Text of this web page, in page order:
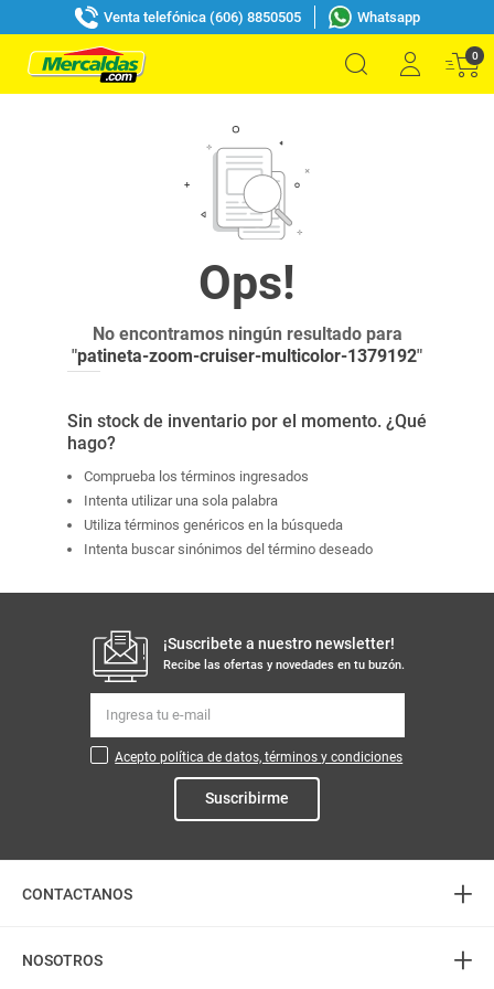
Venta telefónica (606) 8850505 Whatsapp
0
No encontramos ningún resultado para
"patineta-zoom-cruiser-multicolor-1379192"
Sin stock de inventario por el momento. ¿Qué
hago?
Comprueba los términos ingresados
Intenta utilizar una sola palabra
Utiliza términos genéricos en la búsqueda
Intenta buscar sinónimos del término deseado
¡Suscribete a nuestro newsletter!
Recibe las ofertas y novedades en tu buzón.
Acepto política de datos, términos y condiciones
Suscribirme
CONTACTANOS +
Atención telefónica
NOSOTROS +